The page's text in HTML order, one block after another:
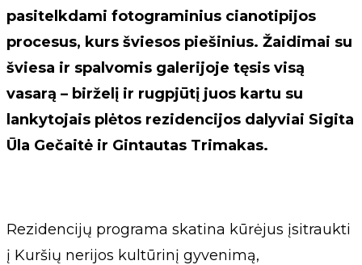
pasitelkdami fotograminius cianotipijos
procesus, kurs šviesos piešinius. Žaidimai su
šviesa ir spalvomis galerijoje tęsis visą
vasarą – birželį ir rugpjūtį juos kartu su
lankytojais plėtos rezidencijos dalyviai Sigita
Ūla Gečaitė ir Gintautas Trimakas.
Rezidencijų programa skatina kūrėjus įsitraukti
į Kuršių nerijos kultūrinį gyvenimą,